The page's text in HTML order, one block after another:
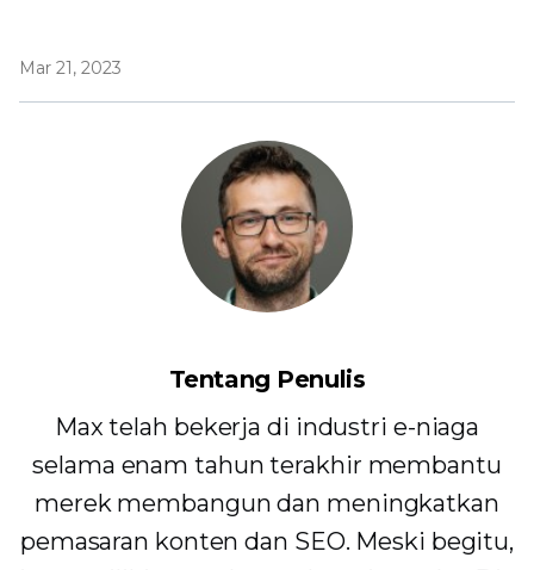
Mar 21, 2023
Tentang Penulis
Max telah bekerja di industri e-niaga
selama enam tahun terakhir membantu
merek membangun dan meningkatkan
pemasaran konten dan SEO. Meski begitu,